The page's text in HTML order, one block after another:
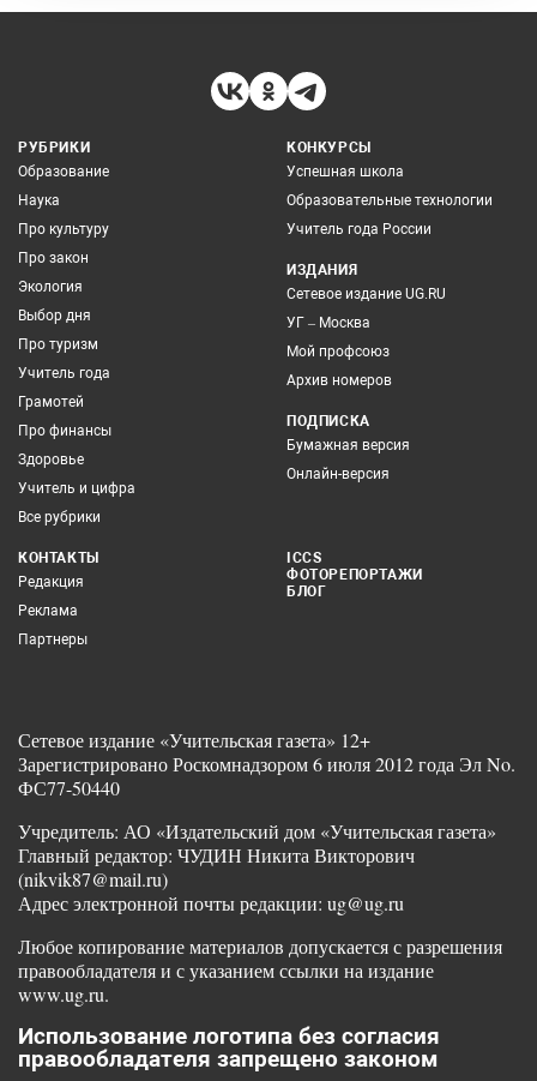
РУБРИКИ
Образование
Наука
Про культуру
Про закон
Экология
Выбор дня
Про туризм
Учитель года
Грамотей
Про финансы
Здоровье
Учитель и цифра
Все рубрики
КОНКУРСЫ
Успешная школа
Образовательные технологии
Учитель года России
ИЗДАНИЯ
Сетевое издание UG.RU
УГ – Москва
Мой профсоюз
Архив номеров
ПОДПИСКА
Бумажная версия
Онлайн-версия
КОНТАКТЫ
Редакция
Реклама
Партнеры
ICCS
ФОТОРЕПОРТАЖИ
БЛОГ
Сетевое издание «Учительская газета» 12+
Зарегистрировано Роскомнадзором 6 июля 2012 года Эл No.
ФС77-50440
Учредитель: АО «Издательский дом «Учительская газета»
Главный редактор: ЧУДИН Никита Викторович
(nikvik87@mail.ru)
Адрес электронной почты редакции: ug@ug.ru
Любое копирование материалов допускается с разрешения
правообладателя и с указанием ссылки на издание
www.ug.ru.
Использование логотипа без согласия
правообладателя запрещено законом